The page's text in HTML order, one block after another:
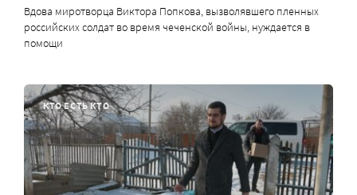
Вдова миротворца Виктора Попкова, вызволявшего пленных
российских солдат во время чеченской войны, нуждается в
помощи
КТО ЕСТЬ КТО